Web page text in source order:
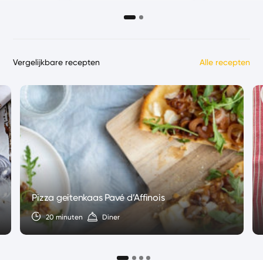
Vergelijkbare recepten Alle recepten
Pizza geitenkaas Pavé d’Affinois
20 minuten Diner